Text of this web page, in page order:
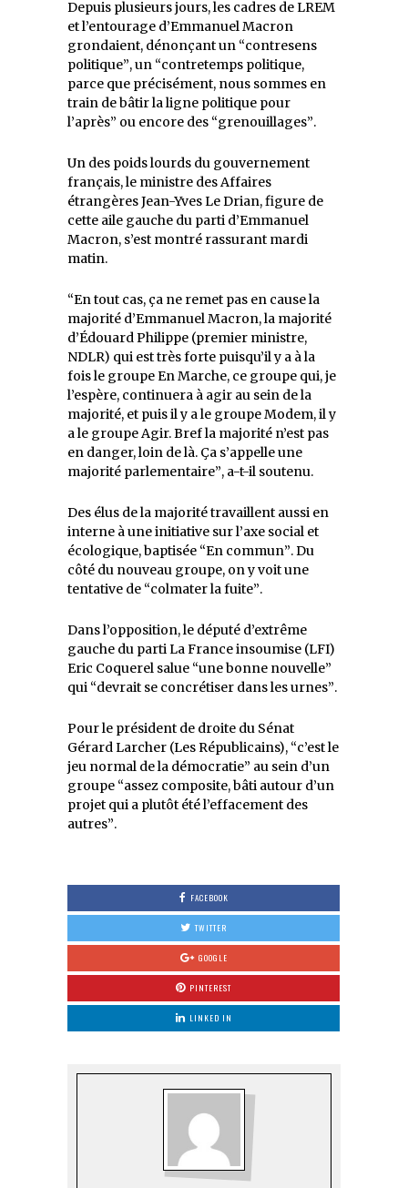
Depuis plusieurs jours, les cadres de LREM
et l’entourage d’Emmanuel Macron
grondaient, dénonçant un
contresens
politique , un
contretemps politique,
parce que précisément, nous sommes en
train de bâtir la ligne politique pour
l’après
ou encore des grenouillages .
Un des poids lourds du gouvernement
français, le ministre des Affaires
étrangères Jean-Yves Le Drian, figure de
cette aile gauche du parti d’Emmanuel
Macron, s’est montré rassurant mardi
matin.
En tout cas, ça ne remet pas en cause la
majorité d’Emmanuel Macron, la majorité
d’Édouard Philippe (premier ministre,
NDLR) qui est très forte puisqu’il y a à la
fois le groupe En Marche, ce groupe qui, je
l’espère, continuera à agir au sein de la
majorité, et puis il y a le groupe Modem, il y
a le groupe Agir. Bref la majorité n’est pas
en danger, loin de là. Ça s’appelle une
majorité parlementaire , a-t-il soutenu.
Des élus de la majorité travaillent aussi en
interne à une initiative sur l’axe social et
écologique, baptisée En commun . Du
côté du nouveau groupe, on y voit une
tentative de
colmater la fuite .
Dans l’opposition, le député d’extrême
gauche du parti La France insoumise (LFI)
Eric Coquerel salue une bonne nouvelle
qui
devrait se concrétiser dans les urnes .
Pour le président de droite du Sénat
Gérard Larcher (Les Républicains),
c’est le
jeu normal de la démocratie
au sein d’un
groupe
assez composite, bâti autour d’un
projet qui a plutôt été l’effacement des
autres .
FACEBOOK
TWITTER
GOOGLE
PINTEREST
LINKED IN